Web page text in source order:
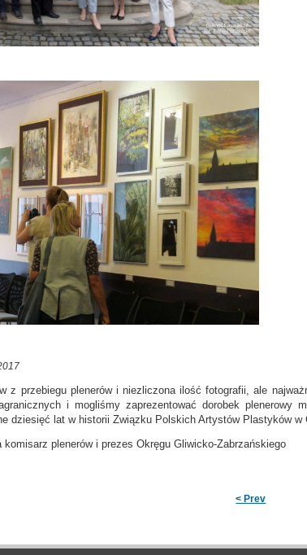
z przebiegu plenerów i niezliczona ilość fotografii, ale
i mogliśmy zaprezentować dorobek plenerowy
dziesięć lat w historii Związku Polskich Artystów Plastyków w
plenerów i prezes Okręgu Gliwicko-Zabrzańskiego
< Prev